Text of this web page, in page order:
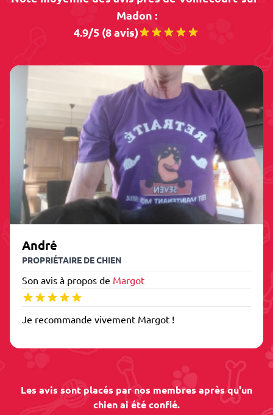
Madon :
4.9/5 (8 avis)
André
PROPRIÉTAIRE DE CHIEN
Son avis à propos de Margot
Je recommande vivement Margot !
Les avis sont placés par nos membres après qu'un
chien ai été confié.